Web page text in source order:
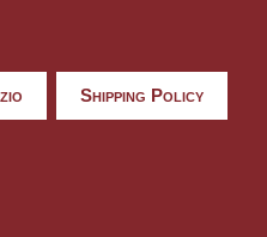
Shipping Policy